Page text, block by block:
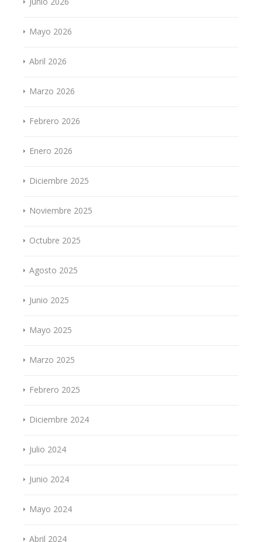
Mayo 2026
Abril 2026
Marzo 2026
Febrero 2026
Enero 2026
Diciembre 2025
Noviembre 2025
Octubre 2025
Agosto 2025
Junio 2025
Mayo 2025
Marzo 2025
Febrero 2025
Diciembre 2024
Julio 2024
Junio 2024
Mayo 2024
Abril 2024